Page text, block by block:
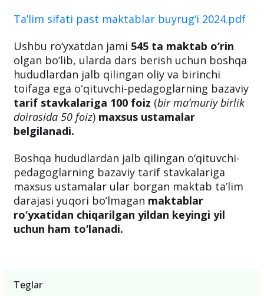
Ta’lim sifati past maktablar buyrug‘i 2024.pdf
Ushbu ro‘yxatdan jami 545 ta maktab o‘rin
olgan bo‘lib, ularda dars berish uchun boshqa
hududlardan jalb qilingan oliy va birinchi
toifaga ega oʻqituvchi-pedagoglarning bazaviy
tarif stavkalariga 100 foiz (bir maʼmuriy birlik
doirasida 50 foiz) maxsus ustamalar
belgilanadi.
Boshqa hududlardan jalb qilingan o‘qituvchi-
pedagoglarning bazaviy tarif stavkalariga
maxsus ustamalar ular borgan maktab ta’lim
darajasi yuqori bo‘lmagan maktablar
ro‘yxatidan chiqarilgan yildan keyingi yil
uchun ham to‘lanadi.
Teglar